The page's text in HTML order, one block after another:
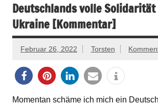
Deutschlands volle
Ukraine [Kommentar]
Februar 26, 2022 Torsten
Momentan schäme ich mich ein